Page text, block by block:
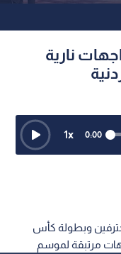
2027: مواجهات نارية
0:00
1x
وبطولة كأس
مرتبقة لموسم